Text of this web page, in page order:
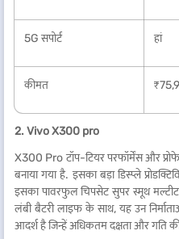
5G सपोर्ट हां
कीमत
2. Vivo X300 pro
X300 Pro टॉप-टियर परफॉर्मेंस और
बनाया गया है. इसका बड़ा डिस्प्ले
इसका पावरफुल चिपसेट सुपर स्मूथ
लंबी बैटरी लाइफ के साथ, यह उन
आदर्श है जिन्हें अधिकतम दक्षता और गति